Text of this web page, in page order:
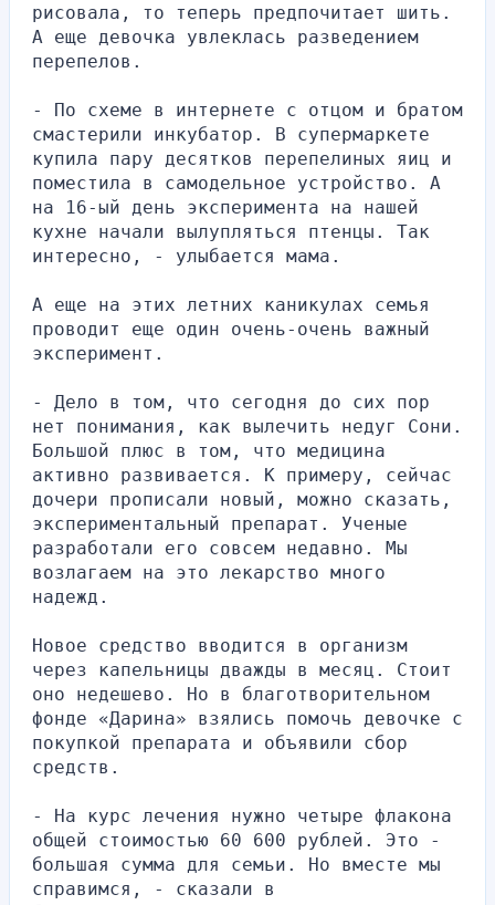
рисовала, то теперь предпочитает шить.
А еще девочка увлеклась разведением
перепелов.
- По схеме в интернете с отцом и братом
смастерили инкубатор. В супермаркете
купила пару десятков перепелиных яиц и
поместила в самодельное устройство. А
на 16-ый день эксперимента на нашей
кухне начали вылупляться птенцы. Так
интересно, - улыбается мама.
А еще на этих летних каникулах семья
проводит еще один очень-очень важный
эксперимент.
- Дело в том, что сегодня до сих пор
нет понимания, как вылечить недуг Сони.
Большой плюс в том, что медицина
активно развивается. К примеру, сейчас
дочери прописали новый, можно сказать,
экспериментальный препарат. Ученые
разработали его совсем недавно. Мы
возлагаем на это лекарство много
надежд.
Новое средство вводится в организм
через капельницы дважды в месяц. Стоит
оно недешево. Но в благотворительном
фонде «Дарина» взялись помочь девочке с
покупкой препарата и объявили сбор
средств.
- На курс лечения нужно четыре флакона
общей стоимостью 60 600 рублей. Это -
большая сумма для семьи. Но вместе мы
справимся, - сказали в